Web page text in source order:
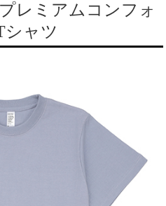
レミアムコンフォ
シャツ